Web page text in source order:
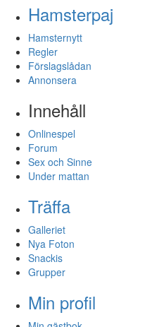
Hamsterpaj
Hamsternytt
Regler
Förslagslådan
Annonsera
Innehåll
Onlinespel
Forum
Sex och Sinne
Under mattan
Träffa
Galleriet
Nya Foton
Snackis
Grupper
Min profil